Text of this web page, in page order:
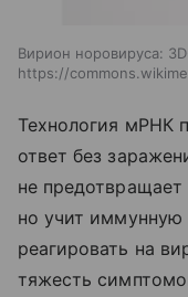
Вирион норовируса:
https://
Технология мРНК
ответ без
не
но учит иммунную
реагировать на
тяжесть